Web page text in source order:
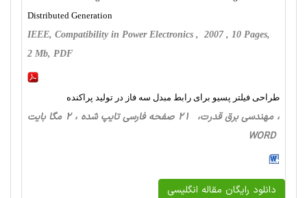
Distributed Generation
IEEE, Compatibility in Power Electronics , 2007 , 10 Pages,
2 Mb, PDF
طراحی فیلتر پسیو برای رابط مبدل سه فاز در تولید پراکنده
، مهندسی برق قدرت، 21 صفحه فارسی تایپ شده ، 2 مگا بایت
WORD
دانلود رایگان مقاله انگلیسی